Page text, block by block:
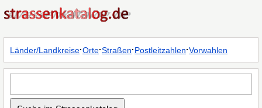
Länder/Landkreise·Orte·Straßen·Postleitzahlen·Vorwahlen